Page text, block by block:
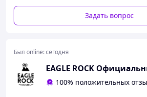
Задать вопрос
Был online:сегодня
100% положительных